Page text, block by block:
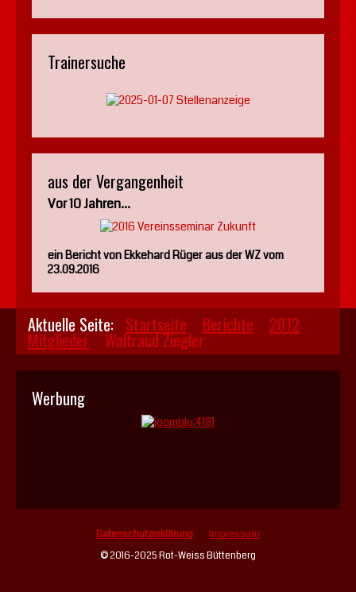
Trainersuche
aus der Vergangenheit
Vor 10 Jahren...
ein Bericht von Ekkehard Rüger aus der WZ vom
23.09.2016
Aktuelle Seite: Startseite Berichte 2012
Mitglieder Waltraud Ziegler
Werbung
Datenschutzerklärung
Impressum
© 2016-2025 Rot-Weiss Büttenberg